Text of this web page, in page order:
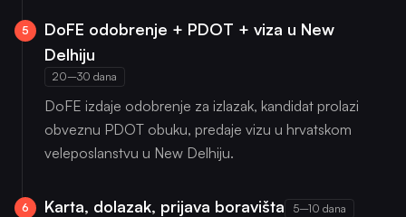
5
DoFE odobrenje + PDOT + viza u New
Delhiju
20–30 dana
DoFE izdaje odobrenje za izlazak, kandidat prolazi
obveznu PDOT obuku, predaje vizu u hrvatskom
veleposlanstvu u New Delhiju.
6 Karta, dolazak, prijava boravišta 5–10 dana